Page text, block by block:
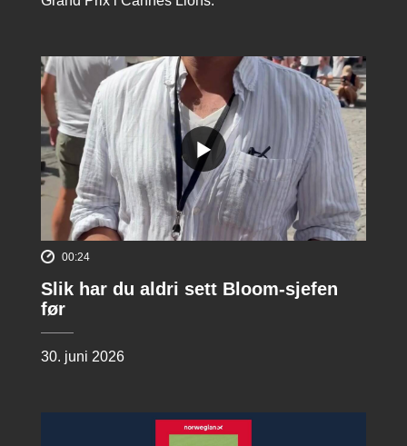
00:24
Slik har du aldri sett Bloom-sjefen
før
30. juni 2026